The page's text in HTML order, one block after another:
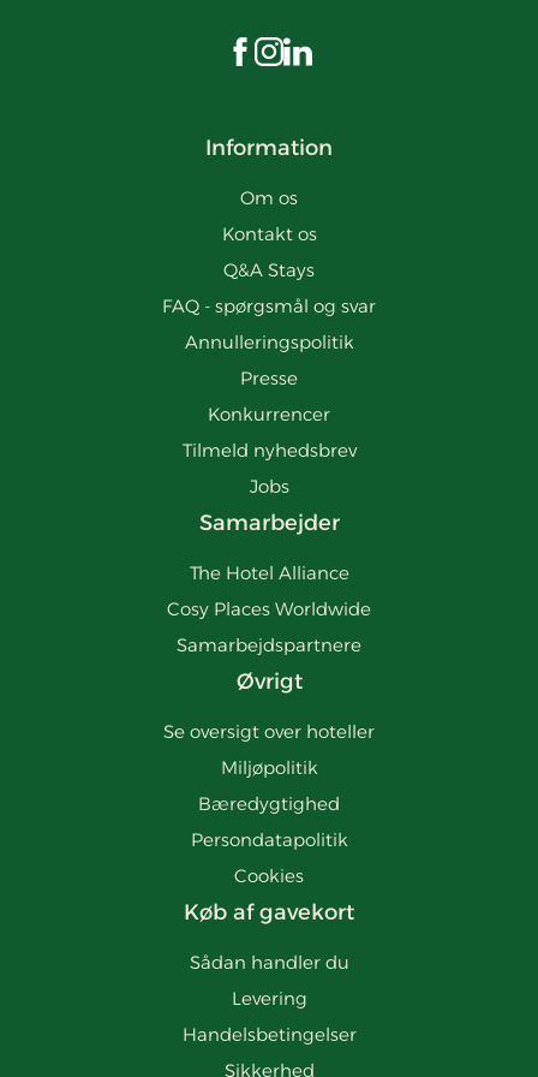
Besøg os på Facebook
Besøg os på Instagram
Besøg os på LinkedIn
Information
Om os
Kontakt os
Q&A Stays
FAQ - spørgsmål og svar
Annulleringspolitik
Presse
Konkurrencer
Tilmeld nyhedsbrev
Jobs
Samarbejder
The Hotel Alliance
Cosy Places Worldwide
Samarbejdspartnere
Øvrigt
Se oversigt over hoteller
Miljøpolitik
Bæredygtighed
Persondatapolitik
Cookies
Køb af gavekort
Sådan handler du
Levering
Handelsbetingelser
Sikkerhed